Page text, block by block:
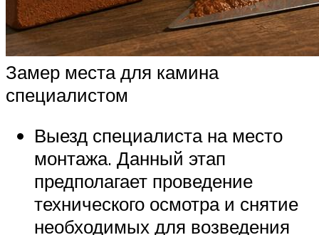
Замер места для камина
специалистом
Выезд специалиста на место
монтажа. Данный этап
предполагает проведение
технического осмотра и снятие
необходимых для возведения